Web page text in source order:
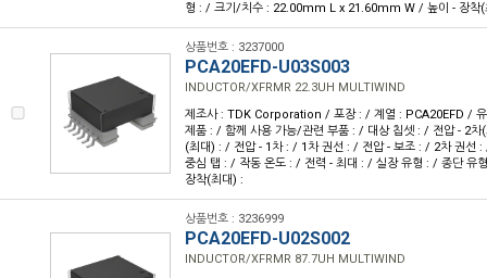
형 : / 크기/치수 : 22.00mm L x 21.60mm W / 높이 - 장착
상품번호 : 3237000
PCA20EFD-U03S003
INDUCTOR/XFRMR 22.3UH MULTIWIND
제조사 : TDK Corporation / 포장 : / 계열 : PCA20EFD /
제품 : / 함께 사용 가능/관련 부품 : / 대상 칩셋 : / 전압 - 2차
(최대) : / 전압 - 1차 : / 1차 권선 : / 전압 - 보조 : / 2차 권선
중심 탭 : / 작동 온도 : / 전력 - 최대 : / 실장 유형 : / 종단 유
장착(최대) :
상품번호 : 3236999
PCA20EFD-U02S002
INDUCTOR/XFRMR 87.7UH MULTIWIND